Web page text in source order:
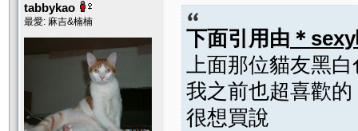
tabbykao
最愛: 麻吉&楠楠
下面引用由 ＊
上面那位貓友黑
我之前也超喜歡的
很想買說